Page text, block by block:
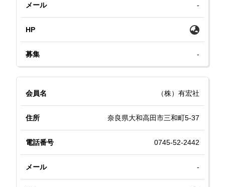
-
-
（株）有宏社
奈良県大和高田市三和町5-37
0745-52-2442
-